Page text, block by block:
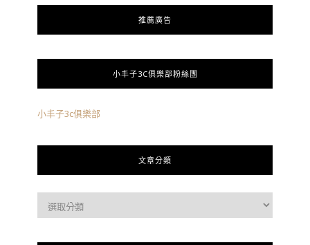
推薦廣告
小丰子3C俱樂部粉絲團
小丰子3c俱樂部
文章分類